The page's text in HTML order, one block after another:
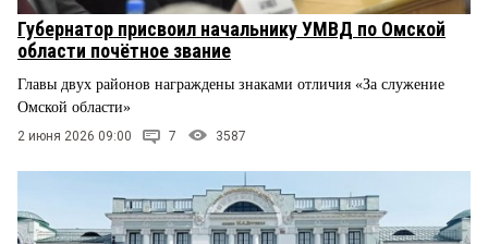
Губернатор присвоил начальнику УМВД по Омской
области почётное звание
Главы двух районов награждены знаками отличия «За служение
Омской области»
2 июня 2026 09:00 7 3587